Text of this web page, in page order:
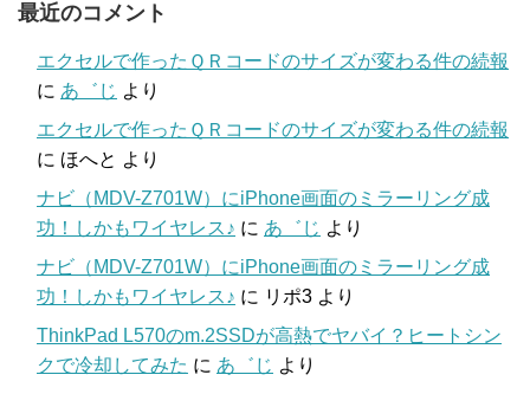
最近のコメント
エクセルで作ったＱＲコードのサイズが変わる件の続報
に あ゛じ より
エクセルで作ったＱＲコードのサイズが変わる件の続報
に ほへと より
ナビ（MDV-Z701W）にiPhone画面のミラーリング成
功！しかもワイヤレス♪ に あ゛じ より
ナビ（MDV-Z701W）にiPhone画面のミラーリング成
功！しかもワイヤレス♪ に リポ3 より
ThinkPad L570のm.2SSDが高熱でヤバイ？ヒートシン
クで冷却してみた に あ゛じ より